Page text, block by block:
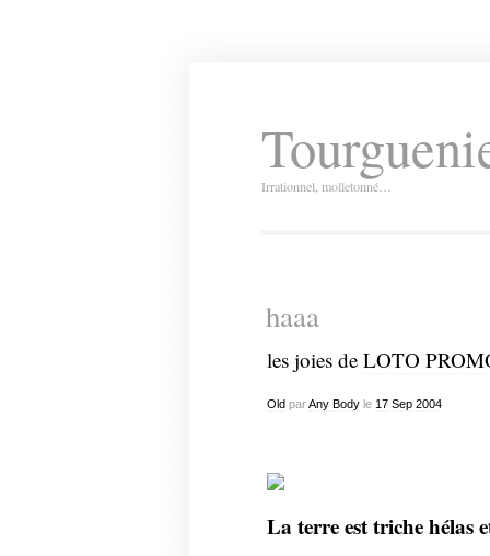
Irrationnel, molletonné…
haaa
les joies de LOTO
OldparAny Bodyle 17 Sep 2004
La terre est triche hélas